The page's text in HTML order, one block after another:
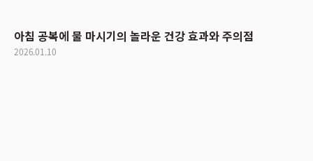
아침 공복에 물 마시기의 놀라운 건강 효과와 주의점
2026.01.10